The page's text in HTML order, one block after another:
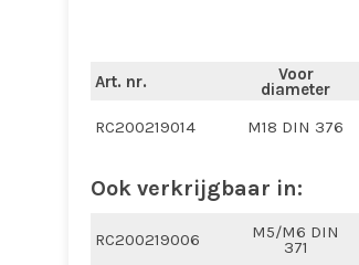
Art. nr. Voor
diameter
RC200219014 M18 DIN 376
Ook verkrijgbaar in:
RC200219006 M5/M6 DIN
371